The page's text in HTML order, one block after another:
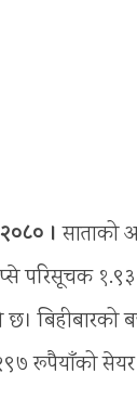
। साताको
परिसूचक
छ। बिहीबारको
रूपैयाँको सेयर